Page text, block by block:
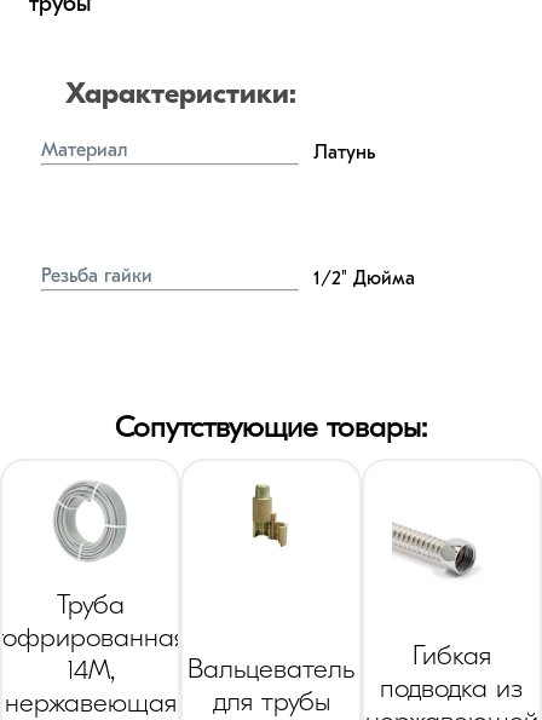
трубы
Характеристики:
Материал Латунь
Резьба гайки 1/2" Дюйма
Сопутствующие товары:
Труба
14M,
нержавеющая
Вальцеватель
для трубы
Гибкая
подводка из